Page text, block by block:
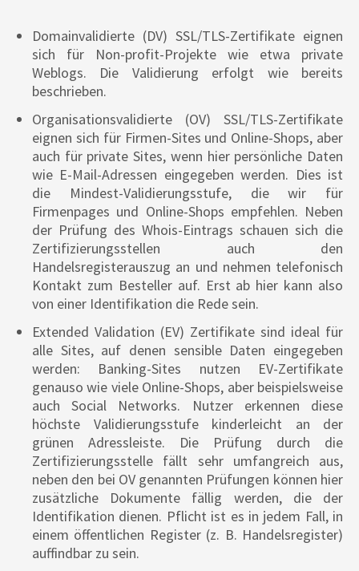
Domainvalidierte (DV) SSL/TLS-Zertifikate eignen
sich für Non-profit-Projekte wie etwa private
Weblogs. Die Validierung erfolgt wie bereits
beschrieben.
Organisationsvalidierte (OV) SSL/TLS-Zertifikate
eignen sich für Firmen-Sites und Online-Shops, aber
auch für private Sites, wenn hier persönliche Daten
wie E-Mail-Adressen eingegeben werden. Dies ist
die Mindest-Validierungsstufe, die wir für
Firmenpages und Online-Shops empfehlen. Neben
der Prüfung des Whois-Eintrags schauen sich die
Zertifizierungsstellen auch den
Handelsregisterauszug an und nehmen telefonisch
Kontakt zum Besteller auf. Erst ab hier kann also
von einer Identifikation die Rede sein.
Extended Validation (EV) Zertifikate sind ideal für
alle Sites, auf denen sensible Daten eingegeben
werden: Banking-Sites nutzen EV-Zertifikate
genauso wie viele Online-Shops, aber beispielsweise
auch Social Networks. Nutzer erkennen diese
höchste Validierungsstufe kinderleicht an der
grünen Adressleiste. Die Prüfung durch die
Zertifizierungsstelle fällt sehr umfangreich aus,
neben den bei OV genannten Prüfungen können hier
zusätzliche Dokumente fällig werden, die der
Identifikation dienen. Pflicht ist es in jedem Fall, in
einem öffentlichen Register (z. B. Handelsregister)
auffindbar zu sein.